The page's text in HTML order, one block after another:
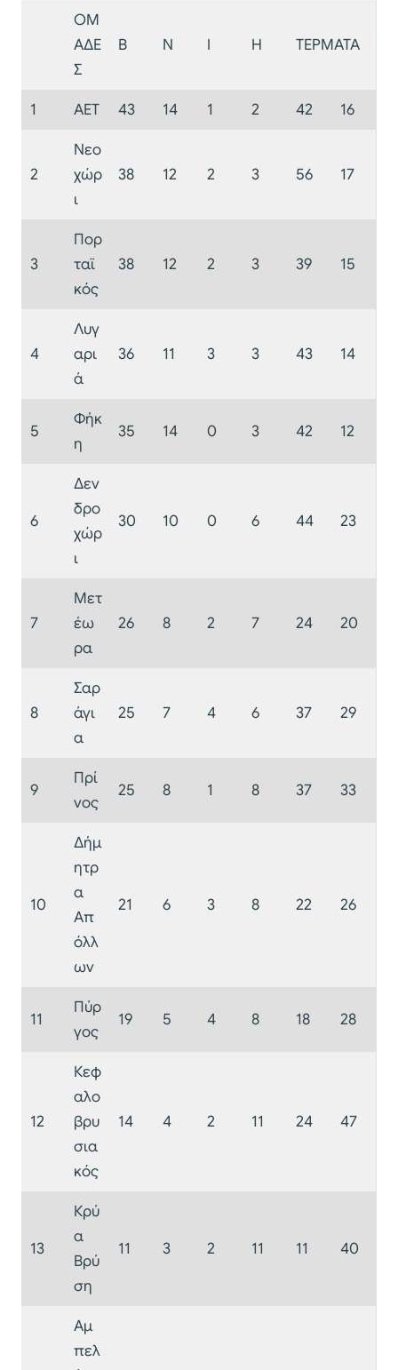
ΟΜ
ΑΔΕ
Σ
Β Ν Ι Η ΤΕΡΜΑΤΑ
1 ΑΕΤ 43 14 1 2 42 16
2
Νεο
χώρ
ι
38 12 2 3 56 17
3
Πορ
ταϊ
κός
38 12 2 3 39 15
4
Λυγ
αρι
ά
36 11 3 3 43 14
5
Φήκ
η
35 14 0 3 42 12
6
Δεν
δρο
χώρ
ι
30 10 0 6 44 23
7
Μετ
έω
ρα
26 8 2 7 24 20
8
Σαρ
άγι
α
25 7 4 6 37 29
9
Πρί
νος
25 8 1 8 37 33
10
Δήμ
ητρ
α
Απ
όλλ
ων
21 6 3 8 22 26
11
Πύρ
γος
19 5 4 8 18 28
12
Κεφ
αλο
βρυ
σια
κός
14 4 2 11 24 47
13
Κρύ
α
Βρύ
ση
11 3 2 11 11 40
Αμ
πελ